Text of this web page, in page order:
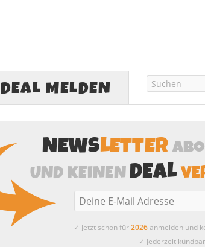
DEAL MELDEN
NEWSLETTER
UND KEINENDEAL
✓ Jetzt schon für2026anmelden und
✓ Jederzeit